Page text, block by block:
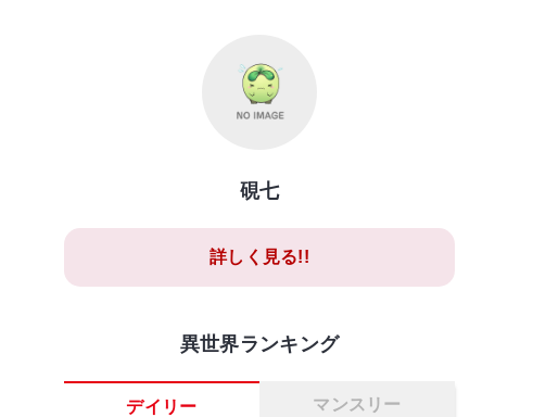
硯七
詳しく見る!!
異世界ランキング
デイリー マンスリー